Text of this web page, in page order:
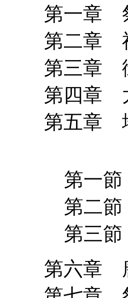
第一章
第二章
第三章
第四章
第五
第一
第二
第三
第六章